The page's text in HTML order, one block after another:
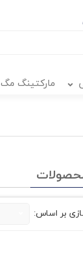
مارکتینگ مگ
بر اساس: